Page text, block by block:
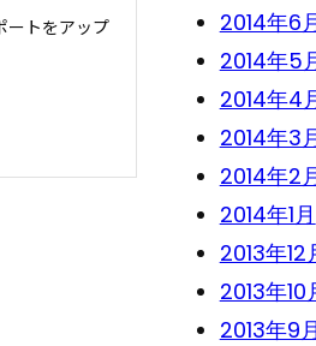
ートをアップ
2014年6
2014年5
2014年4
2014年3
2014年2
2014年1月
2013年12
2013年10
2013年9月